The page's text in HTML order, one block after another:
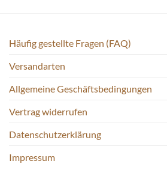
Häufig gestellte Fragen (FAQ)
Versandarten
Allgemeine Geschäftsbedingungen
Vertrag widerrufen
Datenschutzerklärung
Impressum